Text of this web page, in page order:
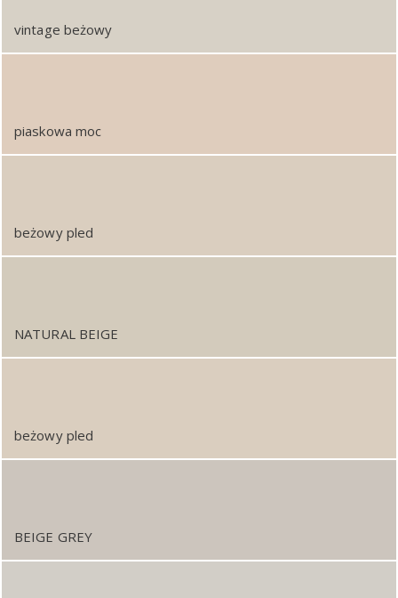
vintage beżowy
piaskowa moc
beżowy pled
NATURAL BEIGE
beżowy pled
BEIGE GREY